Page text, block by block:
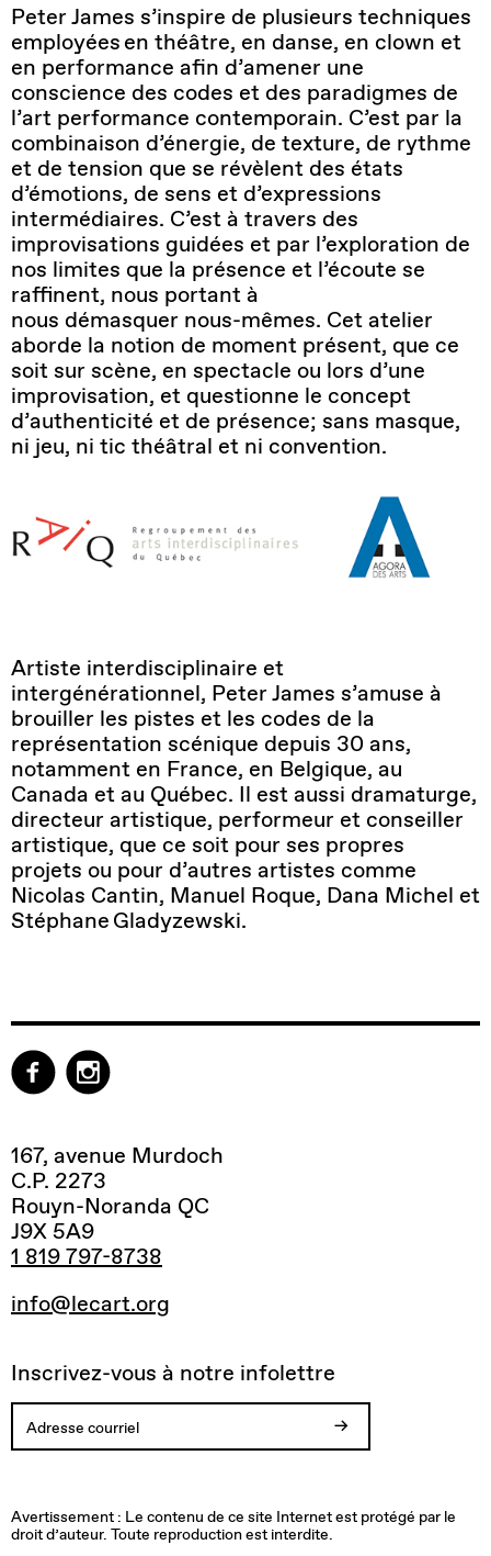
Peter James s’inspire de plusieurs techniques
employéesen théâtre, en danse, en clown et
en performance afin d’amener une
conscience des codes et des paradigmes de
l’art performance contemporain. C’est par la
combinaison d’énergie, de texture, de rythme
et de tension que se révèlent des états
d’émotions, de sens et d’expressions
intermédiaires. C’est à travers des
improvisations guidées et par l’exploration de
nos limites que la présence et l’écoute se
raffinent, nous portant à
nous démasquer nous-mêmes. Cet atelier
aborde la notion de moment présent, que ce
soit sur scène, en spectacle ou lors d’une
improvisation, et questionne le concept
d’authenticité et de présence; sans masque,
ni jeu, ni tic théâtral et ni convention.
Artiste interdisciplinaire et
intergénérationnel, Peter James s’amuse à
brouiller les pistes et les codes de la
représentation scénique depuis 30 ans,
notamment en France, en Belgique, au
Canada et au Québec. Il est aussi dramaturge,
directeur artistique, performeur et conseiller
artistique, que ce soit pour ses propres
projets ou pour d’autres artistes comme
Nicolas Cantin, Manuel Roque, Dana Michel et
StéphaneGladyzewski.
167, avenue Murdoch
C.P. 2273
Rouyn-Noranda QC
J9X 5A9
1 819 797-8738
info@lecart.org
Inscrivez-vous à notre infolettre
est
confirmée.
recevoir
un
invalide.
est
survenue
Avertissement : Le contenu de ce site Internet est protégé par le
droit d’auteur. Toute reproduction est interdite.